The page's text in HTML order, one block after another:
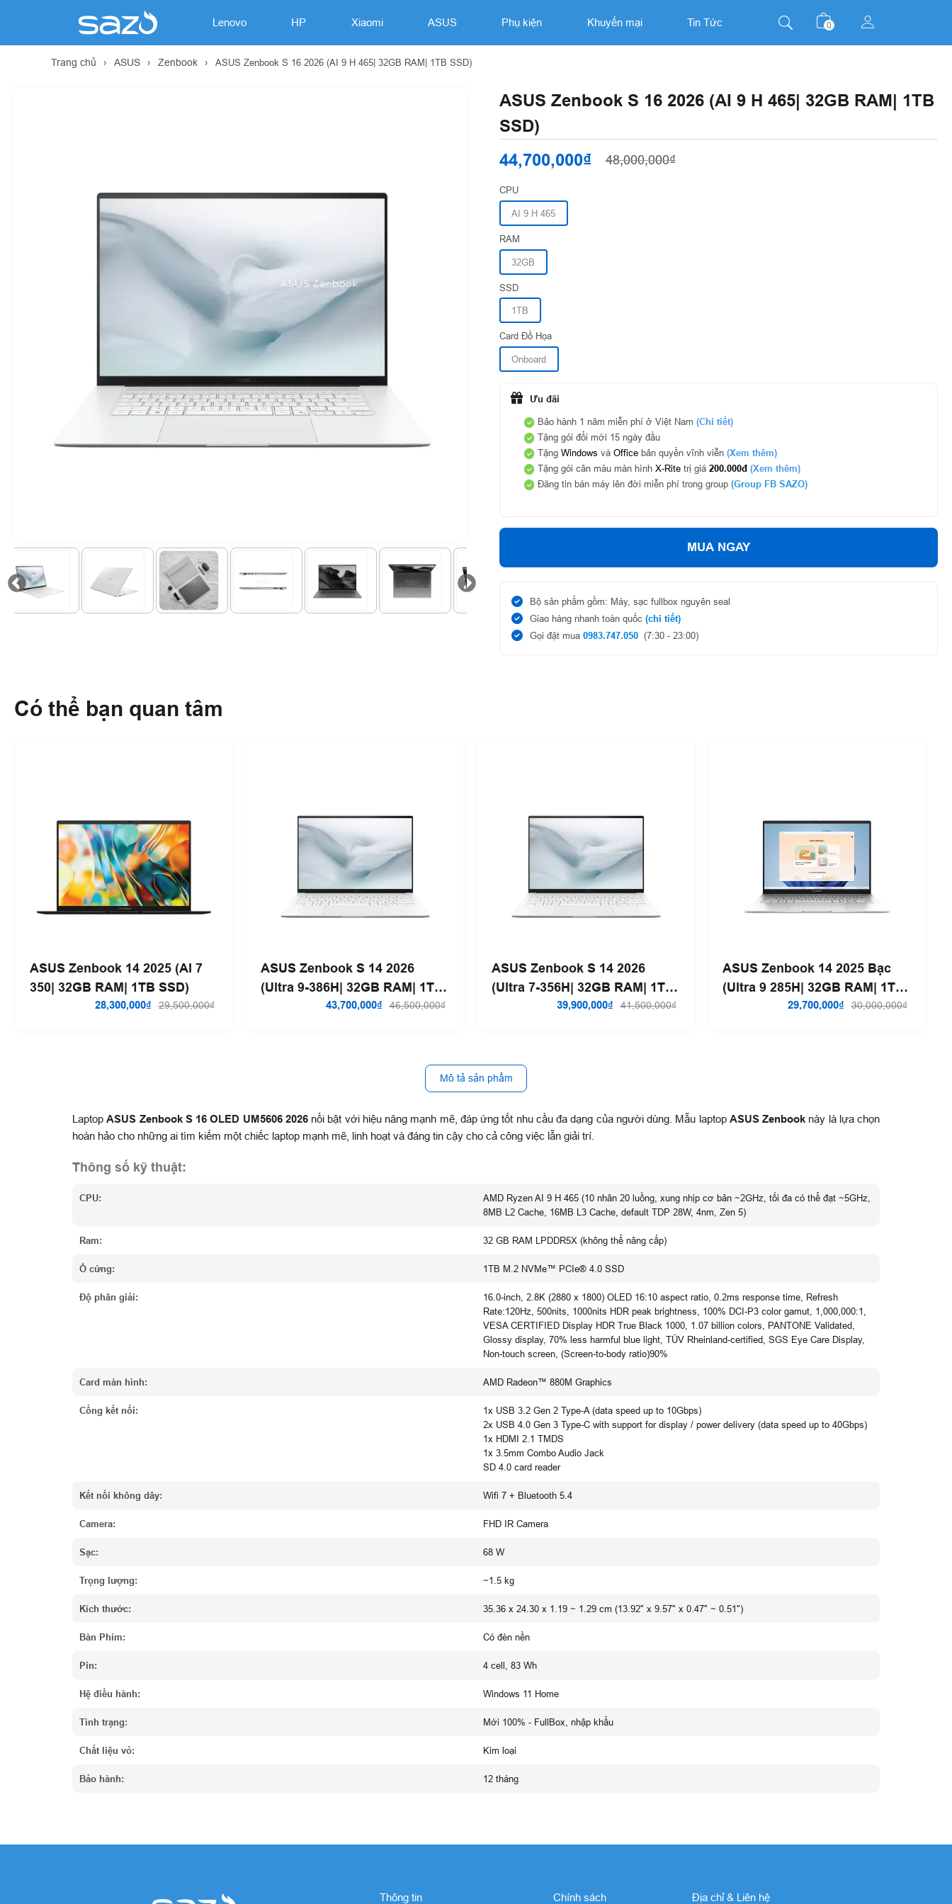
Lenovo HP Xiaomi ASUS Phụ kiện Khuyến mại Tin Tức 0
Trang chủ › ASUS › Zenbook › ASUS Zenbook S 16 2026 (AI 9 H 465| 32GB RAM| 1TB SSD)
ASUS Zenbook S 16 2026 (AI 9 H 465| 32GB RAM| 1TB
SSD)
44,700,000₫
48,000,000₫
CPU
AI 9 H 465
RAM
32GB
SSD
1TB
Card Đồ Họa
Onboard
Ưu đãi
Bảo hành 1 năm miễn phí ở Việt Nam (Chi tiết)
Tặng gói đổi mới 15 ngày đầu
Tặng Windows và Office bản quyền vĩnh viễn (Xem thêm)
Tặng gói cân màu màn hình X-Rite trị giá 200.000đ (Xem thêm)
Đăng tin bán máy lên đời miễn phí trong group (Group FB SAZO)
MUA NGAY
Bộ sản phẩm gồm: Máy, sạc fullbox nguyên seal
Giao hàng nhanh toàn quốc (chi tiết)
Gọi đặt mua 0983.747.050 (7:30 - 23:00)
Có thể bạn quan tâm
ASUS Zenbook 14 2025 (AI 7
350| 32GB RAM| 1TB SSD)
29,500,000₫
28,300,000₫
ASUS Zenbook S 14 2026
(Ultra 9-386H| 32GB RAM| 1TB
46,500,000₫
43,700,000₫
ASUS Zenbook S 14 2026
(Ultra 7-356H| 32GB RAM| 1TB
41,500,000₫
39,900,000₫
ASUS Zenbook 14 2025 Bạc
(Ultra 9 285H| 32GB RAM| 1TB
30,000,000₫
29,700,000₫
Mô tả sản phẩm
LaptopASUS Zenbook S 16 OLED UM5606 2026 nổi bật với hiệu năng mạnh mẽ, đáp ứng tốt nhu cầu đa dạng của người dùng. Mẫu laptop ASUS Zenbook này là lựa chọn
hoàn hảo cho những ai tìm kiếm một chiếc laptop mạnh mẽ, linh hoạt và đáng tin cậy cho cả công việc lẫn giải trí.
Thông số kỹ thuật:
CPU:
AMD Ryzen AI 9 H 465 (10 nhân 20 luồng, xung nhịp cơ bản ~2GHz, tối đa có thể đạt ~5GHz,
8MB L2 Cache, 16MB L3 Cache, default TDP 28W, 4nm, Zen 5)
Ram: 32 GB RAM LPDDR5X (không thể nâng cấp)
Ổ cứng: 1TB M.2 NVMe™ PCIe® 4.0 SSD
Độ phân giải:
16.0-inch, 2.8K (2880 x 1800) OLED 16:10 aspect ratio, 0.2ms response time, Refresh
Rate:120Hz, 500nits, 1000nits HDR peak brightness, 100% DCI-P3 color gamut, 1,000,000:1,
VESA CERTIFIED Display HDR True Black 1000, 1.07 billion colors, PANTONE Validated,
Glossy display, 70% less harmful blue light, TÜV Rheinland-certified, SGS Eye Care Display,
Non-touch screen, (Screen-to-body ratio)90%
Card màn hình: AMD Radeon™ 880M Graphics
Cổng kết nối:
1x USB 3.2 Gen 2 Type-A (data speed up to 10Gbps)
2x USB 4.0 Gen 3 Type-C with support for display / power delivery (data speed up to 40Gbps)
1x HDMI 2.1 TMDS
1x 3.5mm Combo Audio Jack
SD 4.0 card reader
Kết nối không dây: Wifi 7 + Bluetooth 5.4
Camera: FHD IR Camera
Sạc: 68 W
Trọng lượng: ~1.5 kg
Kích thước: 35.36 x 24.30 x 1.19 ~ 1.29 cm (13.92" x 9.57" x 0.47" ~ 0.51")
Bàn Phím: Có đèn nền
Pin: 4 cell, 83 Wh
Hệ điều hành: Windows 11 Home
Tình trạng: Mới 100% - FullBox, nhập khẩu
Chất liệu vỏ: Kim loại
Bảo hành: 12 tháng
Thông tin Chính sách Địa chỉ & Liên hệ